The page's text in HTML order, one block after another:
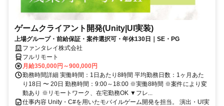
ゲームクライアント開発(Unity|UI実装)
上場グループ・前給保証・案件選択可・年休130日｜SE・PG
ファンタレイ株式会社
フルリモート
月給350,000円～900,000円
勤務時間詳細 実働時間：1日あたり8時間 平均勤務日数：1ヶ月あた
り18日 〜 20日 勤務時間：9:00～18:00 ※実働8時間 ※案件により変
動あり ※リモートワーク、在宅勤務OK ▼フレ...
仕事内容 Unity・C#を用いたモバイルゲーム開発を担当。 演出・UI実